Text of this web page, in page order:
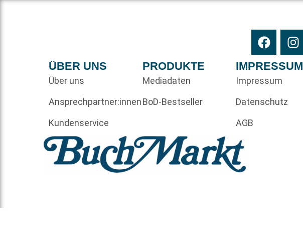
ÜBER UNS
Über uns
Ansprechpartner:innen
Kundenservice
PRODUKTE
Mediadaten
BoD-Bestseller
IMPRESSUM
Impressum
Datenschutz
AGB